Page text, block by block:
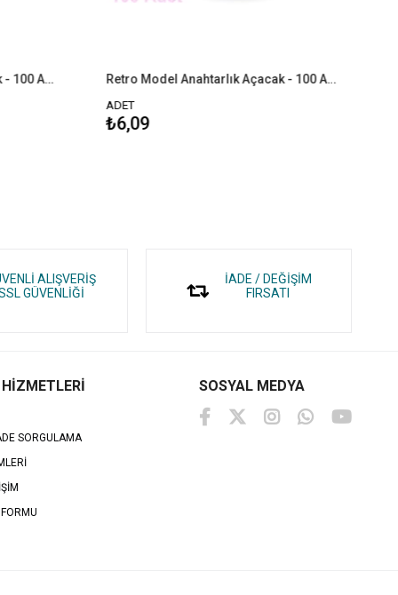
Klasik Model Anahtarlık Açacak - 100 Adet Retro Model Anahtarlık Açacak - 100 Adet
ADET
₺6,09
ALIŞVERİŞ
GÜVENLİĞİ
İADE / DEĞİŞİM
FIRSATI
SORGULAMA
SOSYAL MEDYA